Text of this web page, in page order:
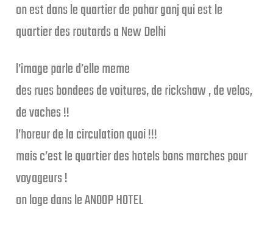
on est dans le quartier de pahar ganj qui est le
quartier des routards a New Delhi
l’image parle d’elle meme
des rues bondees de voitures, de rickshaw , de velos,
de vaches !!
l’horeur de la circulation quoi !!!
mais c’est le quartier des hotels bons marches pour
voyageurs !
on loge dans le ANOOP HOTEL